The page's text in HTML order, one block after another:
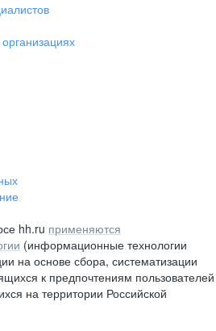
hh.ru применяются
(информационные технологии
на основе сбора, систематизации
к предпочтениям пользователей
на территории Российской